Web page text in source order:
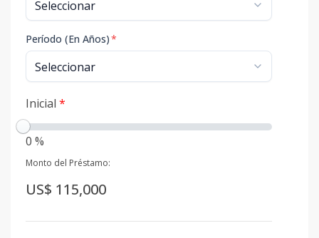
Período (En Años)*
Inicial *
0 %
Monto del Préstamo:
US$ 115,000